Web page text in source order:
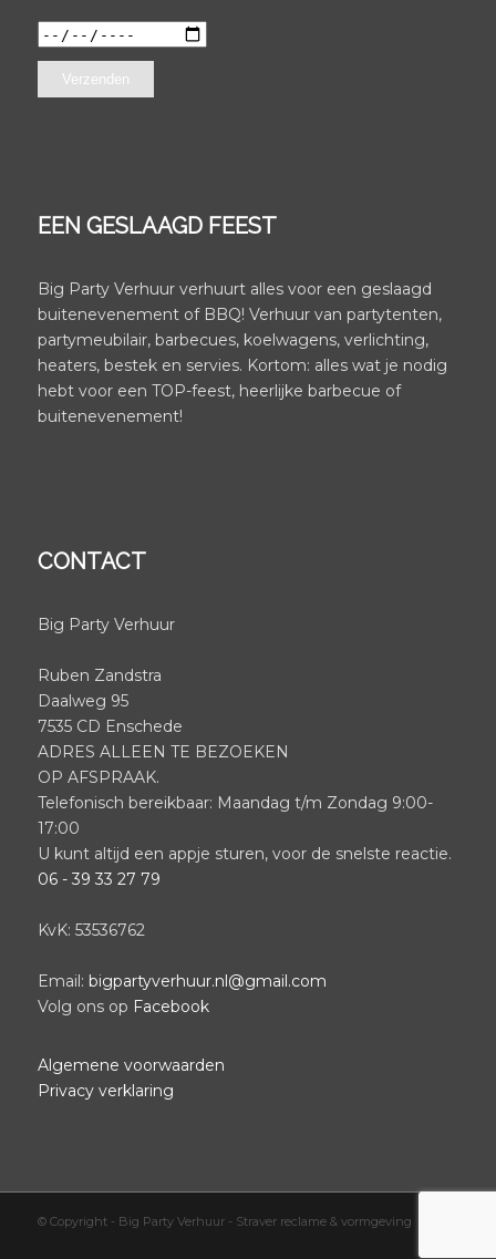
EEN GESLAAGD FEEST
Big Party Verhuur verhuurt alles voor een geslaagd
buitenevenement of BBQ! Verhuur van partytenten,
partymeubilair, barbecues, koelwagens, verlichting,
heaters, bestek en servies. Kortom: alles wat je nodig
hebt voor een TOP-feest, heerlijke barbecue of
buitenevenement!
CONTACT
Big Party Verhuur
Ruben Zandstra
Daalweg 95
7535 CD Enschede
ADRES ALLEEN TE BEZOEKEN
OP AFSPRAAK.
Telefonisch bereikbaar: Maandag t/m Zondag 9:00-
17:00
U kunt altijd een appje sturen, voor de snelste reactie.
06 - 39 33 27 79
KvK: 53536762
Email: bigpartyverhuur.nl@gmail.com
Volg ons op Facebook
Algemene voorwaarden
Privacy verklaring
© Copyright - Big Party Verhuur - Straver reclame & vormgeving